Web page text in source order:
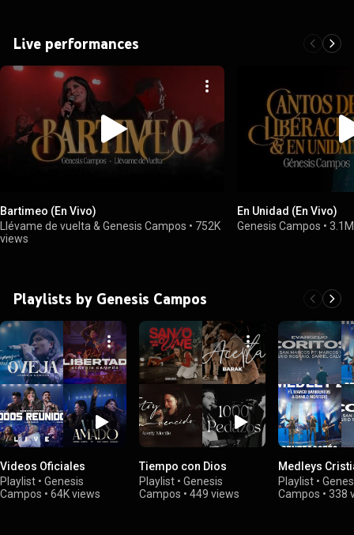
Live performances
Bartimeo (En Vivo)
Llévame de vuelta & Genesis Campos • 752K
views
En Unidad (En Vivo)
Genesis Campos •
Playlists by Genesis Campos
Videos Oficiales
Playlist • Genesis
Campos • 64K views
Tiempo con Dios
Playlist • Genesis
Campos • 449 views
Medleys
Playlist •
Campos • 338